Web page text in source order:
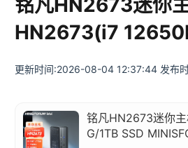
铭凡HN2673迷你
HN2673(i7
更新时间:2026-08-04 12:37:44 发布
铭凡HN2673迷你
G/1TB SSD